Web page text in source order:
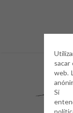
sacar
web.
Si